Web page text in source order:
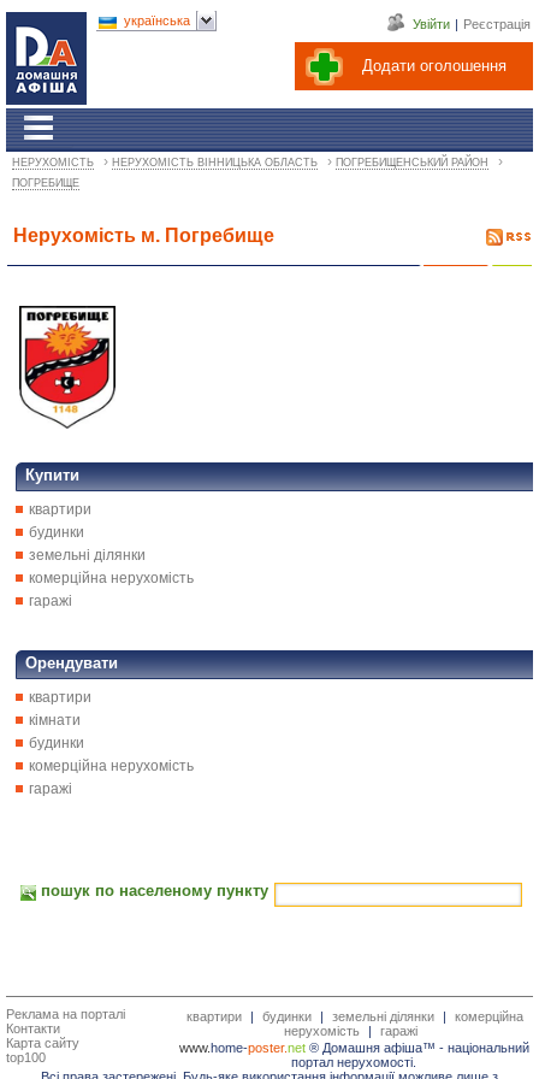
Додати оголошення
Увійти | Реєстрація
українська
НЕРУХОМІСТЬ › НЕРУХОМІСТЬ ВІННИЦЬКА ОБЛАСТЬ › ПОГРЕБИЩЕНСЬКИЙ РАЙОН ›
ПОГРЕБИЩЕ
Нерухомість м. Погребище
Купити
квартири
будинки
земельні ділянки
комерційна нерухомість
гаражі
Орендувати
квартири
кімнати
будинки
комерційна нерухомість
гаражі
пошук по населеному пункту
Реклама на порталі
Контакти
Карта сайту
top100
квартири | будинки | земельні ділянки |
комерційна
нерухомість
|
гаражі
www.home-poster.net® Домашня афіша™ - національний
портал нерухомості.